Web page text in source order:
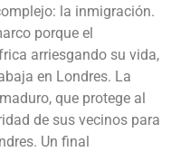
la inmigración.
porque el
arriesgando su vida,
en Londres. La
que protege al
de sus vecinos para
Un final